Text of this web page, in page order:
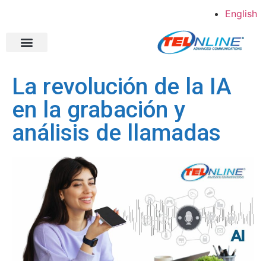
English
La revolución de la IA
en la grabación y
análisis de llamadas